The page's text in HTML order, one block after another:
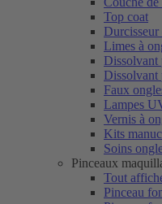
Top coat
Durcisseur
Limes à
Dissolvant
Dissolvant
Faux
Lampes
Vernis à
Kits
Soins
Pinceaux
Tout
Pinceau